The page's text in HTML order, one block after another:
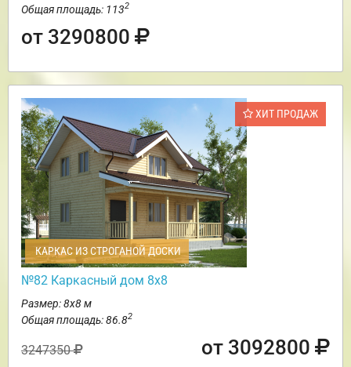
Общая площадь: 1132
от 3290800
ХИТ ПРОДАЖ
КАРКАС ИЗ СТРОГАНОЙ ДОСКИ
№82 Каркасный дом 8х8
Размер: 8х8 м
Общая площадь: 86.82
3247350 от 3092800